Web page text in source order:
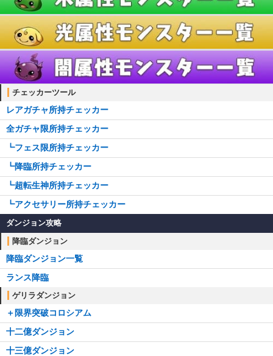
チェッカーツール
レアガチャ所持チェッカー
全ガチャ限所持チェッカー
┗フェス限所持チェッカー
┗降臨所持チェッカー
┗超転生神所持チェッカー
┗アクセサリー所持チェッカー
ダンジョン攻略
降臨ダンジョン
降臨ダンジョン一覧
ランス降臨
ゲリラダンジョン
＋限界突破コロシアム
十二億ダンジョン
十三億ダンジョン